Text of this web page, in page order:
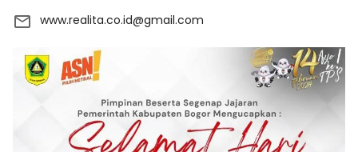
www.realita.co.id@gmail.com